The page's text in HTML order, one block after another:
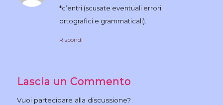
*c’entri (scusate eventuali errori
ortografici e grammaticali).
Rispondi
Lascia un Commento
Vuoi partecipare alla discussione?